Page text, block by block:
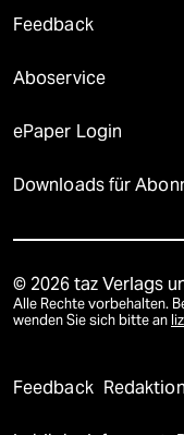
Feedback
Aboservice
ePaper Login
Downloads für
© 2026 taz Verlags
Alle Rechte vorbehalten.
wenden Sie sich bitte an
Feedback